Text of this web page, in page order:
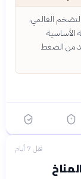
العالمي،
الأساسية
من الضغط
قبل 7 أيام